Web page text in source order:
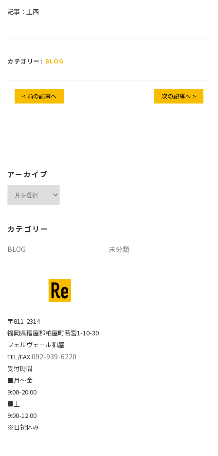
記事：上西
カテゴリー: BLOG
< 前の記事へ 次の記事へ >
アーカイブ
ブ
カテゴリー
BLOG 未分類
〒811-2314
福岡県糟屋郡粕屋町若宮1-10-30
フェルヴェール粕屋
TEL/FAX092-939-6220
受付時間
■月～金
9:00-20:00
■土
9:00-12:00
※日祝休み